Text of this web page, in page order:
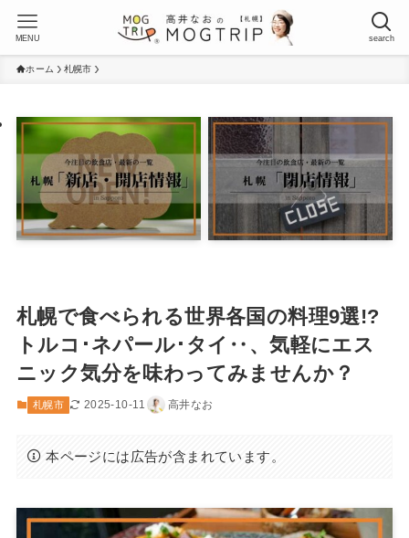
search
MENU
ホーム 札幌市
札幌で食べられる世界各国の料理9選!?
トルコ･ネパール･タイ‥、気軽にエス
ニック気分を味わってみませんか？
札幌市 2025-10-11 高井なお
本ページには広告が含まれています。